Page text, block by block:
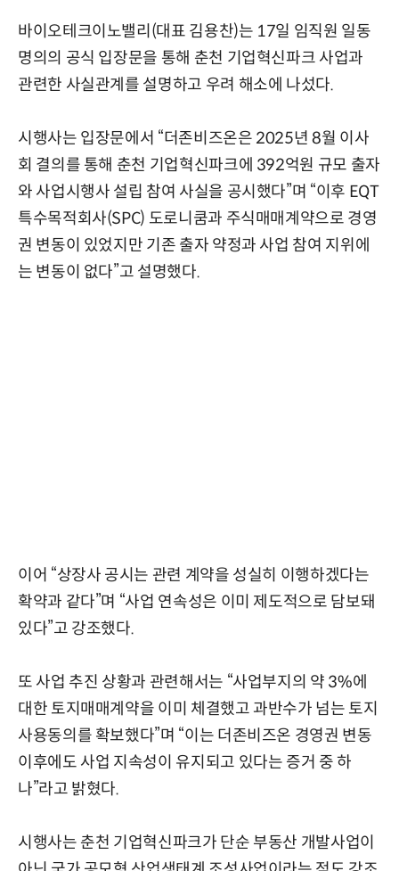
바이오테크이노밸리(대표 김용찬)는 17일 임직원 일동
명의의 공식 입장문을 통해 춘천 기업혁신파크 사업과
관련한 사실관계를 설명하고 우려 해소에 나섰다.
시행사는 입장문에서 “더존비즈온은 2025년 8월 이사
회 결의를 통해 춘천 기업혁신파크에 392억원 규모 출자
와 사업시행사 설립 참여 사실을 공시했다”며 “이후 EQT
특수목적회사(SPC) 도로니쿰과 주식매매계약으로 경영
권 변동이 있었지만 기존 출자 약정과 사업 참여 지위에
는 변동이 없다”고 설명했다.
이어 “상장사 공시는 관련 계약을 성실히 이행하겠다는
확약과 같다”며 “사업 연속성은 이미 제도적으로 담보돼
있다”고 강조했다.
또 사업 추진 상황과 관련해서는 “사업부지의 약 3%에
대한 토지매매계약을 이미 체결했고 과반수가 넘는 토지
사용동의를 확보했다”며 “이는 더존비즈온 경영권 변동
이후에도 사업 지속성이 유지되고 있다는 증거 중 하
나”라고 밝혔다.
시행사는 춘천 기업혁신파크가 단순 부동산 개발사업이